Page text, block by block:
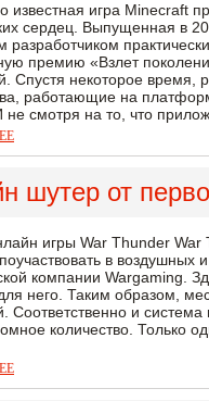
известная игра Minecraft
сердец. Выпущенная в
разработчиком
премию «Взлет
Спустя некоторое
работающие на
не смотря на то, что
шутер от
игры War Thunder War
в
компании Wargaming.
него. Таким образом,
Соответственно и
количество. Только